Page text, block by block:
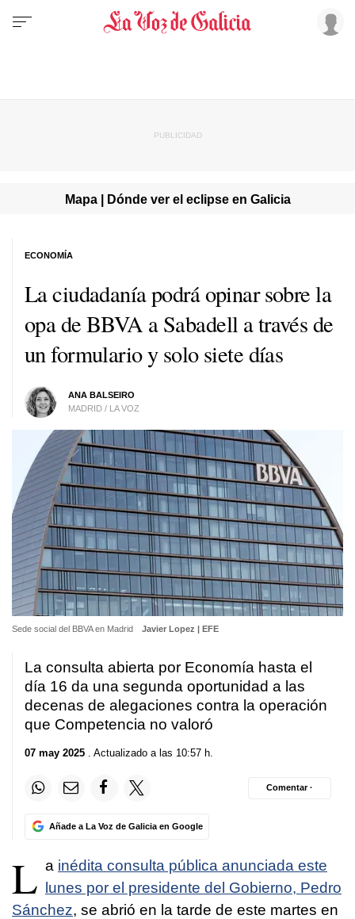
Mapa | Dónde ver el eclipse en Galicia
La ciudadanía podrá opinar sobre la
opa de BBVA a Sabadell a través de
un formulario y solo siete días
ANA BALSEIRO
MADRID / LA VOZ
ECONOMÍA
Sede social del BBVA en Madrid Javier Lopez | EFE
La consulta abierta por Economía hasta el
día 16 da una segunda oportunidad a las
decenas de alegaciones contra la operación
que Competencia no valoró
07 may 2025 . Actualizado a las 10:57 h.
Añade a La Voz de Galicia en Google
Comentar ·
L a inédita consulta pública anunciada este
lunes por el presidente del Gobierno, Pedro
Sánchez, se abrió en la tarde de este martes en